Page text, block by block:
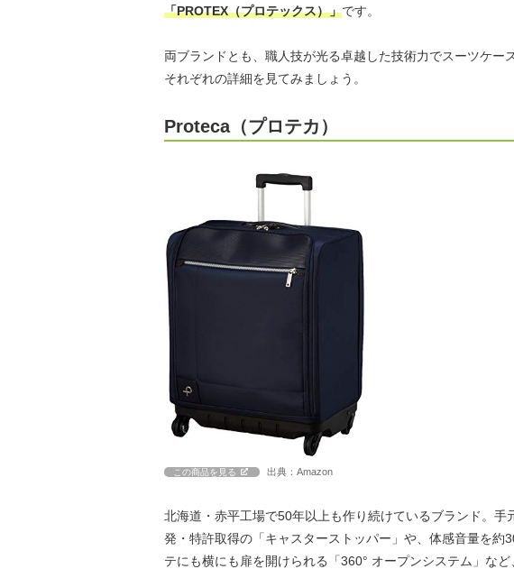
「PROTEX（プロテックス）」です。
両ブランドとも、職人技が光る卓越した技術力でスーツケー
それぞれの詳細を見てみましょう。
Proteca（プロテカ）
この商品を見る 出典：Amazon
北海道・赤平工場で50年以上も作り続けているブランド。
発・特許取得の「キャスターストッパー」や、体感音量を約
テにも横にも扉を開けられる「360° オープンシステム」など